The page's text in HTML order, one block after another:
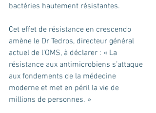
bactéries hautement résistantes.
Cet effet de résistance en crescendo
amène le Dr Tedros, directeur général
actuel de l’OMS, à déclarer : « La
résistance aux antimicrobiens s’attaque
aux fondements de la médecine
moderne et met en péril la vie de
millions de personnes. »